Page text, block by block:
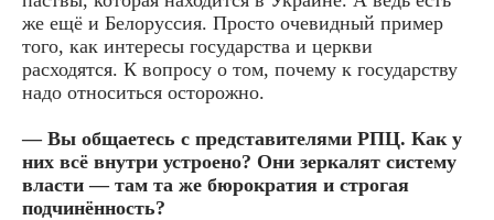
же ещё и Белоруссия. Просто очевидный пример
того, как интересы государства и церкви
расходятся. К вопросу о том, почему к государству
надо относиться осторожно.
— Вы общаетесь с представителями РПЦ. Как у
них всё внутри устроено? Они зеркалят систему
власти — там та же бюрократия и строгая
подчинённость?